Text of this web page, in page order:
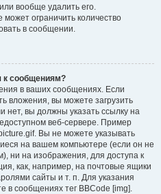
вообще удалить его.
ограничить количество
в сообщении.
к сообщениям?
в ваших сообщениях. Если
вложения, вы можете загрузить
вы должны указать ссылку на
веб-сервере. Пример
Вы не можете указывать
на вашем компьютере (если он не
ни на изображения, для доступа к
как, например, на почтовые ящики
сайты и т. п. Для указания
в сообщениях тег BBCode [img].